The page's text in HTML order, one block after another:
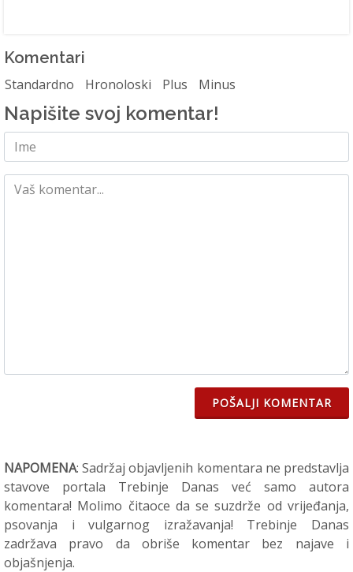
Komentari
Standardno Hronoloski Plus Minus
Napišite svoj komentar!
POŠALJI KOMENTAR
NAPOMENA: Sadržaj objavljenih komentara ne predstavlja
stavove portala Trebinje Danas već samo autora
komentara! Molimo čitaoce da se suzdrže od vrijeđanja,
psovanja i vulgarnog izražavanja! Trebinje Danas
zadržava pravo da obriše komentar bez najave i
objašnjenja.